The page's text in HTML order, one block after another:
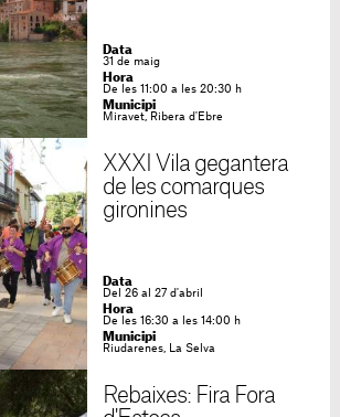
Data
31 de maig
Hora
De les 11:00 a les 20:30 h
Municipi
Miravet, Ribera d'Ebre
XXXI Vila gegantera
de les comarques
gironines
Data
Del 26 al 27 d'abril
Hora
De les 16:30 a les 14:00 h
Municipi
Riudarenes, La Selva
Rebaixes: Fira Fora